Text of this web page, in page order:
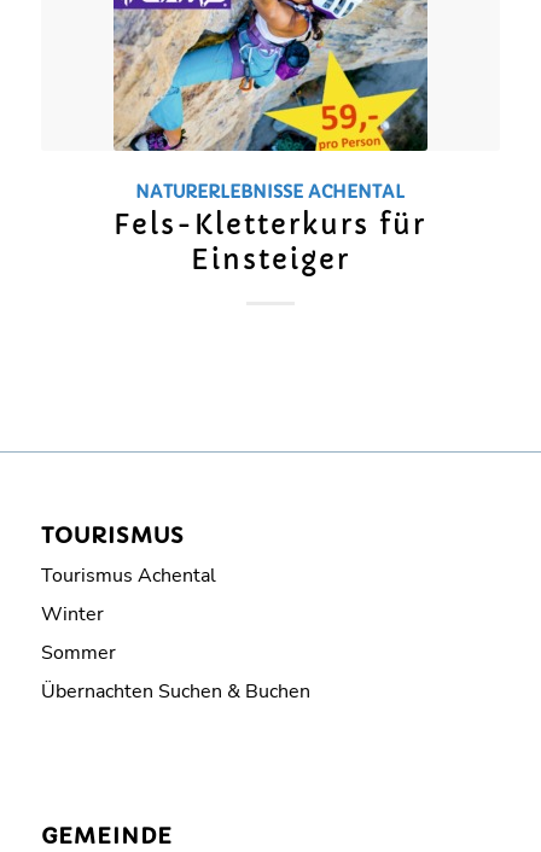
NATURERLEBNISSE ACHENTAL
Fels-Kletterkurs für
Einsteiger
TOURISMUS
Tourismus Achental
Winter
Sommer
Übernachten Suchen & Buchen
GEMEINDE